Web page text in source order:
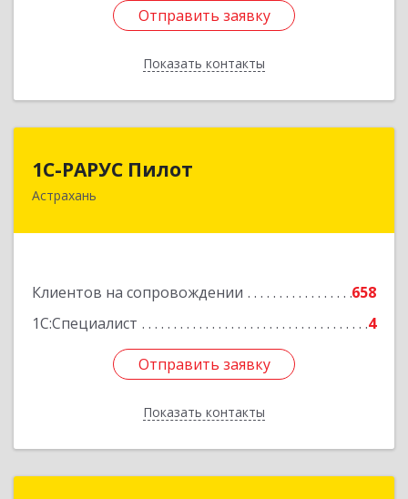
Отправить заявку
Показать контакты
Отправить заявку
Назад
1С-РАРУС Пилот
Астрахань
Клиентов на сопровождении
658
1С:Специалист
4
Отправить заявку
Показать контакты
Отправить заявку
Назад